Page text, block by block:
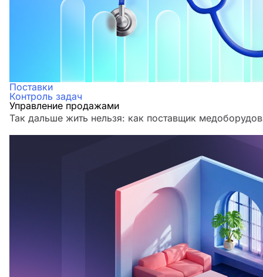
Поставки
Контроль задач
Управление продажами
Так дальше жить нельзя: как поставщик